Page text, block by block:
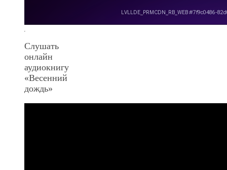
Слушать
онлайн
аудиокнигу
«Весенний
дождь»